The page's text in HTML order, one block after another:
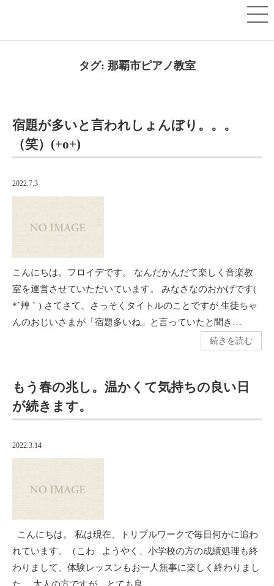
タグ: 那覇市ピアノ教室
宿題が多いと言われしょんぼり。。。
（笑）(+o+)
2022.7.3
こんにちは。フロイデです。 なんだかんだて楽しく音楽教
室を運営させていただいています。 みなさなのおかげです(
*´艸｀) さてさて、さっそくタイトルのことですが 生徒ちゃ
んのおじいさまが「宿題多いね」と言っていたと聞き…
続きを読む
もう春の兆し。温かくて気持ちの良い日
が続きます。
2022.3.14
こんにちは。 私は現在、トリプルワークで毎日何かに追わ
れています。（こわ ようやく、小学校の方の成績処理も終
わりまして、体験レッスンもお一人無事に楽しく終わりまし
た。 大人の方ですが、とても良…